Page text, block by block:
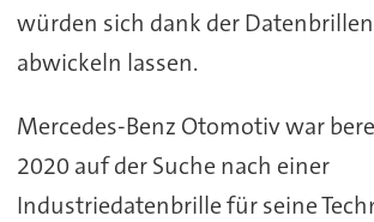
würden sich dank der
abwickeln lassen.
Mercedes-Benz Otomotiv war
2020 auf der Suche nach einer
Industriedatenbrille für seine